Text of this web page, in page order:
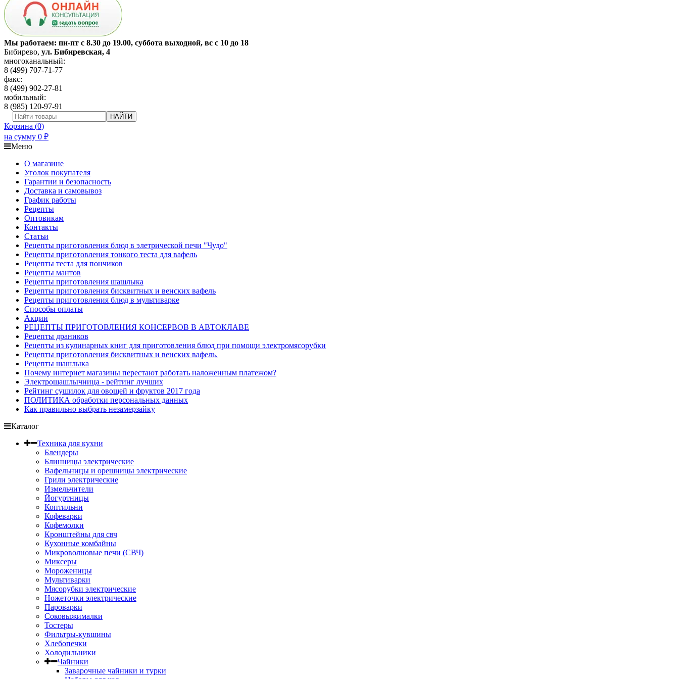
Мы работаем: пн-пт с 8.30 до 19.00, суббота выходной, вс с 10 до 18
Бибирево, ул. Бибиревская, 4
многоканальный:
8 (499) 707-71-77
факс:
8 (499) 902-27-81
мобильный:
8 (985) 120-97-91
НАЙТИ
Корзина (0)
на сумму 0 ₽
Меню
О магазине
Уголок покупателя
Гарантии и безопасность
Доставка и самовывоз
График работы
Рецепты
Оптовикам
Контакты
Статьи
Рецепты приготовления блюд в элетрической печи "Чудо"
Рецепты приготовления тонкого теста для вафель
Рецепты теста для пончиков
Рецепты мантов
Рецепты приготовления шашлыка
Рецепты приготовления бисквитных и венских вафель
Рецепты приготовления блюд в мультиварке
Способы оплаты
Акции
РЕЦЕПТЫ ПРИГОТОВЛЕНИЯ КОНСЕРВОВ В АВТОКЛАВЕ
Рецепты драников
Рецепты из кулинарных книг для приготовления блюд при помощи электромясорубки
Рецепты приготовления бисквитных и венских вафель.
Рецепты шашлыка
Почему интернет магазины перестают работать наложенным платежом?
Электрошашлычница - рейтинг лучших
Рейтинг сушилок для овощей и фруктов 2017 года
ПОЛИТИКА обработки персональных данных
Как правильно выбрать незамерзайку
Каталог
Техника для кухни
Блендеры
Блинницы электрические
Вафельницы и орешницы электрические
Грили электрические
Измельчители
Йогуртницы
Коптильни
Кофеварки
Кофемолки
Кронштейны для свч
Кухонные комбайны
Микроволновые печи (СВЧ)
Миксеры
Мороженицы
Мультиварки
Мясорубки электрические
Ножеточки электрические
Пароварки
Соковыжималки
Тостеры
Фильтры-кувшины
Хлебопечки
Холодильники
Чайники
Заварочные чайники и турки